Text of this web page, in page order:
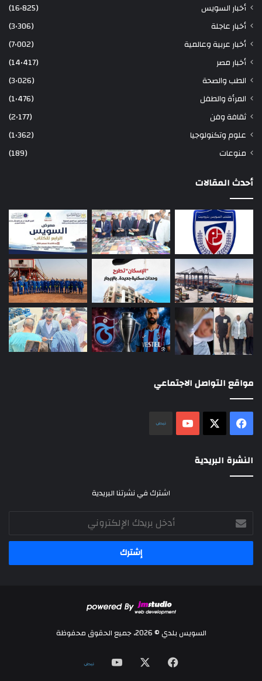
أخبار السويس
(16٬825)
أخبار عاجلة
(3٬306)
أخبار عربية وعالمية
(7٬002)
أخبار مصر
(14٬417)
الطب والصحة
(3٬026)
المرأة والطفل
(1٬476)
ثقافة وفن
(2٬177)
علوم وتكنولوجيا
(1٬362)
منوعات
(189)
أحدث المقالات
مواقع التواصل الاجتماعي
فيسبوك ‫YouTube
النشرة البريدية
اشترك في نشرتنا البريدية
أدخل
بريدك
الإلكتروني
السويس بلدي © 2026، جميع الحقوق محفوظة
فيسبوك ‫YouTube